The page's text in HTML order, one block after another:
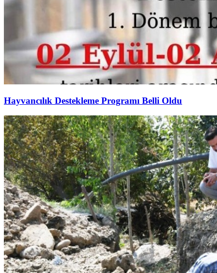
Hayvancılık Destekleme Programı Belli Oldu